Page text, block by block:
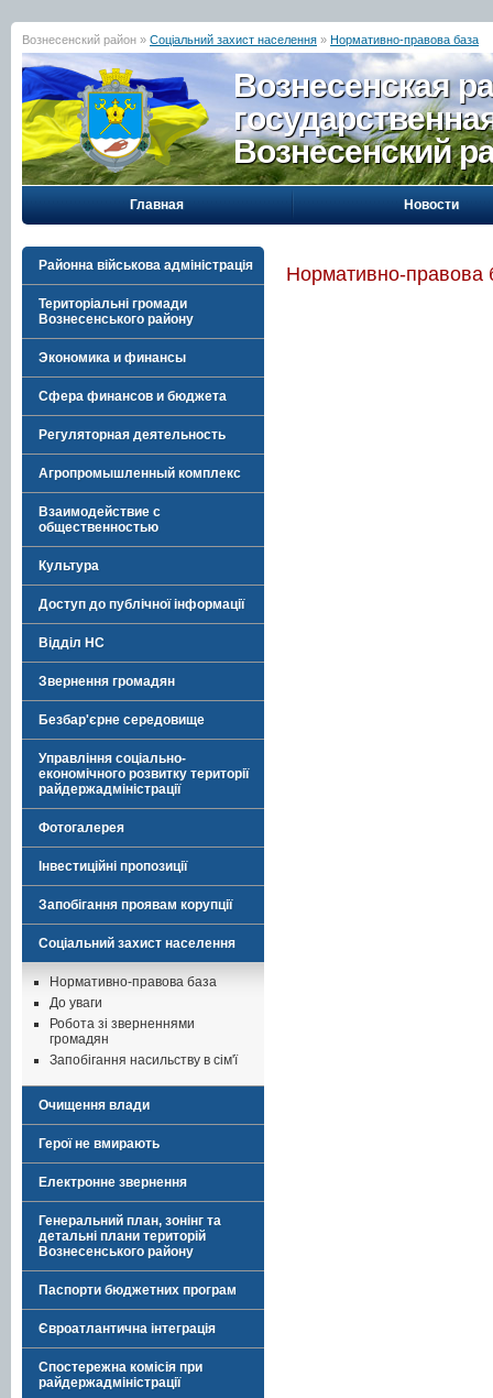
Вознесенский район » Соціальний захист населення » Нормативно-правова база
Вознесенская
Вознесенский
Главная Новости
Районна військова адміністрація
Територіальні громади
Вознесенського району
Экономика и финансы
Сфера финансов и бюджета
Регуляторная деятельность
Агропромышленный комплекс
Взаимодействие с
общественностью
Культура
Доступ до публічної інформації
Відділ НС
Звернення громадян
Безбар'єрне середовище
Управління соціально-
економічного розвитку території
райдержадміністрації
Фотогалерея
Інвестиційні пропозиції
Запобігання проявам корупції
Соціальний захист населення
Нормативно-правова база
До уваги
Робота зі зверненнями
громадян
Запобігання насильству в сім'ї
Очищення влади
Герої не вмирають
Електронне звернення
Генеральний план, зонінг та
детальні плани територій
Вознесенського району
Паспорти бюджетних програм
Євроатлантична інтеграція
Спостережна комісія при
райдержадміністрації
Нормативно-правова